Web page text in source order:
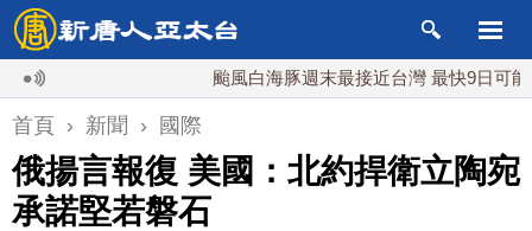
颱風白海豚週末最接近台灣 最快9日可能登陸
首頁 › 新聞 › 國際
俄揚言報復 美國：北約捍衛立陶宛
承諾堅若磐石